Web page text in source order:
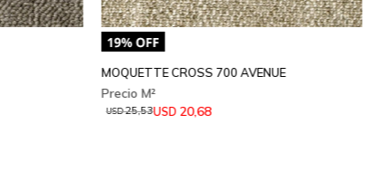
MOQUETTE CROSS 700 AVENUE
USD 20,68
USD25,53